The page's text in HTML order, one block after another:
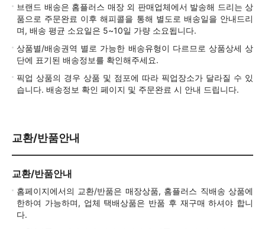
브랜드 배송은 홈플러스 매장 외 판매업체에서 발송해 드리는 상
품으로 주문완료 이후 해피콜을 통해 별도로 배송일을 안내드리
며, 배송 평균 소요일은 5~10일 가량 소요됩니다.
상품별/배송권역 별로 가능한 배송유형이 다르므로 상품상세 상
단에 표기된 배송정보를 확인해주세요.
픽업 상품의 경우 상품 및 점포에 따라 픽업장소가 달라질 수 있
습니다. 배송정보 확인 페이지 및 주문완료 시 안내 드립니다.
교환/반품안내
교환/반품안내
홈페이지에서의 교환/반품은 매장상품, 홈플러스 직배송 상품에
한하여 가능하며, 업체 택배상품은 반품 후 재구매 하셔야 합니
다.